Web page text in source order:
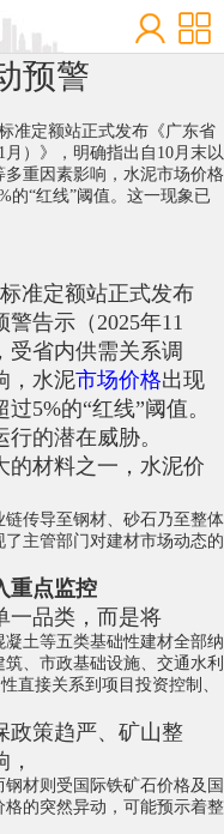
预警
准定额站正式发布《广东省
）》，明确指出自10月末以
重因素影响，水泥市场价格
的“红线”阈值。这一现象已
准定额站正式发布
警告示（2025年11
受省内供需关系调
，水泥市场价格出现
5%的“红线”阈值。
的潜在威胁。
的材料之一，水泥价
链传导至钢材、砂石乃至整体
主管部门对建材市场动态的
重点监控
一品类，而是将
凝土等五类基础性建材全部纳
、市政基础设施、交通水利
直接关系到项目投资控制、
政策趋严、矿山整
材则受国际铁矿石价格及国
的突然异动，可能预示着整